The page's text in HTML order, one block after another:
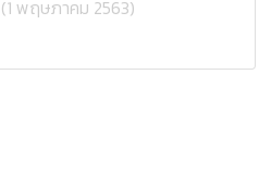
(1 พฤษภาคม 2563)